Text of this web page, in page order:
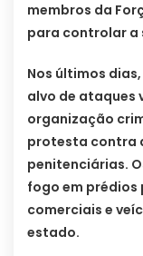
membros da
para controlar a
Nos últimos
alvo de ataques
organização
protesta contra
penitenciárias.
fogo em
comerciais e
estado.